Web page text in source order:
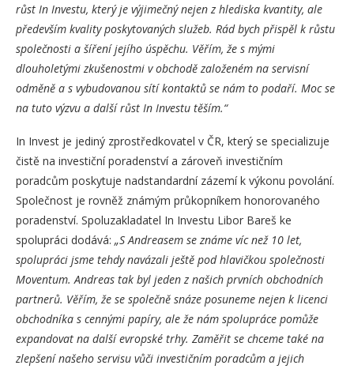
růst In Investu, který je výjimečný nejen z hlediska kvantity, ale
především kvality poskytovaných služeb. Rád bych přispěl k růstu
společnosti a šíření jejího úspěchu. Věřím, že s mými
dlouholetými zkušenostmi v obchodě založeném na servisní
odměně a s vybudovanou sítí kontaktů se nám to podaří. Moc se
na tuto výzvu a další růst In Investu těším.“
In Invest je jediný zprostředkovatel v ČR, který se specializuje
čistě na investiční poradenství a zároveň investičním
poradcům poskytuje nadstandardní zázemí k výkonu povolání.
Společnost je rovněž známým průkopníkem honorovaného
poradenství. Spoluzakladatel In Investu Libor Bareš ke
spolupráci dodává: „S Andreasem se známe víc než 10 let,
spolupráci jsme tehdy navázali ještě pod hlavičkou společnosti
Moventum. Andreas tak byl jeden z našich prvních obchodních
partnerů. Věřím, že se společně snáze posuneme nejen k licenci
obchodníka s cennými papíry, ale že nám spolupráce pomůže
expandovat na další evropské trhy. Zaměřit se chceme také na
zlepšení našeho servisu vůči investičním poradcům a jejich